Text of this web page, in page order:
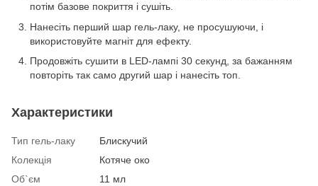
потім базове покриття і сушіть.
Нанесіть перший шар гель-лаку, не просушуючи, і
використовуйте магніт для ефекту.
Продовжіть сушити в LED-лампі 30 секунд, за бажанням
повторіть так само другий шар і нанесіть топ.
Характеристики
Тип гель-лаку
Блискучий
Колекція
Котяче око
Об`єм
11 мл